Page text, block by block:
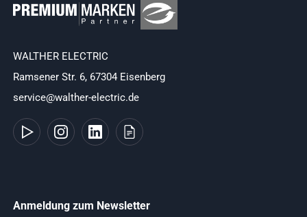
WALTHER ELECTRIC
Ramsener Str. 6, 67304 Eisenberg
service@walther-electric.de
Anmeldung zum Newsletter